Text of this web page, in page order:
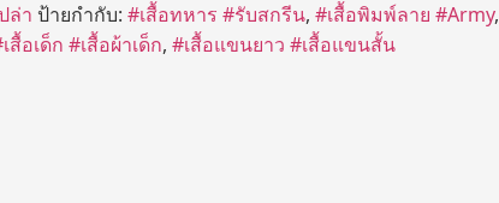
ล่า ป้ายกำกับ: #เสื้อทหาร #รับสกรีน, #เสื้อพิมพ์ลาย #Army,
สื้อเด็ก #เสื้อผ้าเด็ก, #เสื้อแขนยาว #เสื้อแขนสั้น